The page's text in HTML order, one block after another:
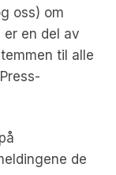
oss) om
en del av
til alle
de